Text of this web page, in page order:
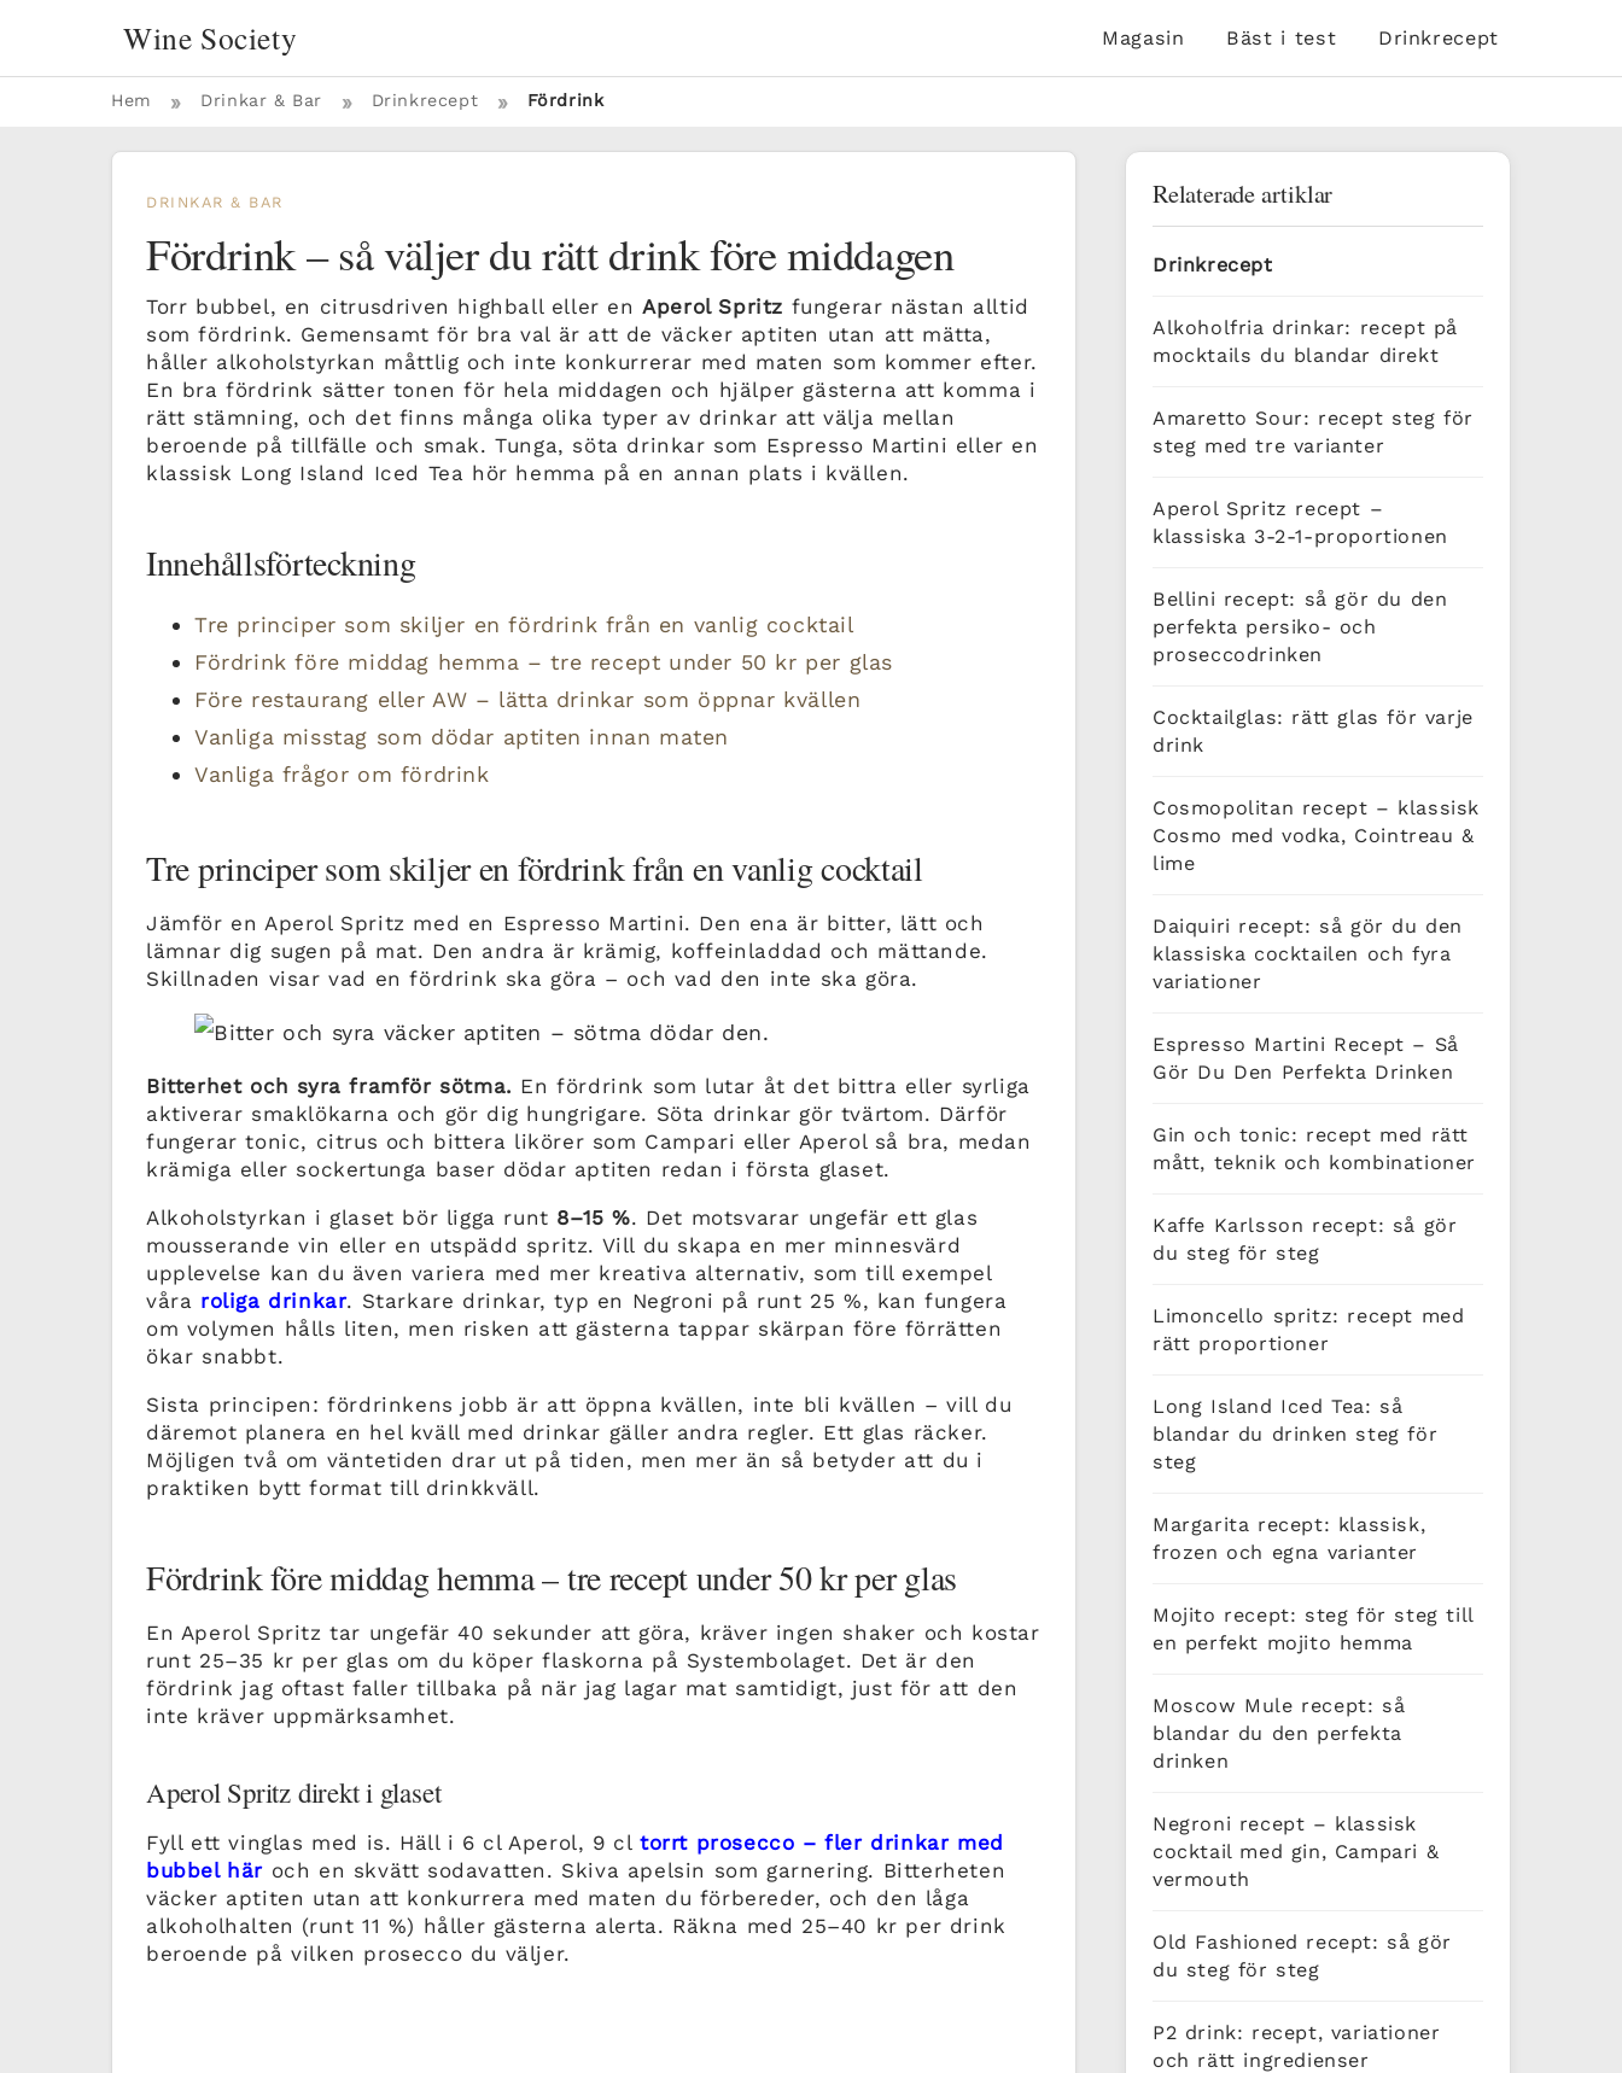
Wine Society Magasin Bäst i test Drinkrecept
Hem » Drinkar & Bar » Drinkrecept » Fördrink
DRINKAR & BAR
Fördrink – så väljer du rätt drink före middagen
Torr bubbel, en citrusdriven highball eller enAperol Spritz fungerar nästan alltid
som fördrink. Gemensamt för bra val är att de väcker aptiten utan att mätta,
håller alkoholstyrkan måttlig och inte konkurrerar med maten som kommer efter.
En bra fördrink sätter tonen för hela middagen och hjälper gästerna att komma i
rätt stämning, och det finns många olika typer av drinkar att välja mellan
beroende på tillfälle och smak. Tunga, söta drinkar som Espresso Martini eller en
klassisk Long Island Iced Tea hör hemma på en annan plats i kvällen.
Innehållsförteckning
Tre principer som skiljer en fördrink från en vanlig cocktail
Fördrink före middag hemma – tre recept under 50 kr per glas
Före restaurang eller AW – lätta drinkar som öppnar kvällen
Vanliga misstag som dödar aptiten innan maten
Vanliga frågor om fördrink
Tre principer som skiljer en fördrink från en vanlig cocktail
Jämför en Aperol Spritz med en Espresso Martini. Den ena är bitter, lätt och
lämnar dig sugen på mat. Den andra är krämig, koffeinladdad och mättande.
Skillnaden visar vad en fördrink ska göra – och vad den inte ska göra.
Bitterhet och syra framför sötma. En fördrink som lutar åt det bittra eller syrliga
aktiverar smaklökarna och gör dig hungrigare. Söta drinkar gör tvärtom. Därför
fungerar tonic, citrus och bittera likörer som Campari eller Aperol så bra, medan
krämiga eller sockertunga baser dödar aptiten redan i första glaset.
Alkoholstyrkan i glaset bör ligga runt 8–15 %. Det motsvarar ungefär ett glas
mousserande vin eller en utspädd spritz. Vill du skapa en mer minnesvärd
upplevelse kan du även variera med mer kreativa alternativ, som till exempel
våra roliga drinkar. Starkare drinkar, typ en Negroni på runt 25 %, kan fungera
om volymen hålls liten, men risken att gästerna tappar skärpan före förrätten
ökar snabbt.
Sista principen: fördrinkens jobb är att öppna kvällen, inte bli kvällen – vill du
däremot planera en hel kväll med drinkar gäller andra regler. Ett glas räcker.
Möjligen två om väntetiden drar ut på tiden, men mer än så betyder att du i
praktiken bytt format till drinkkväll.
Fördrink före middag hemma – tre recept under 50 kr per glas
En Aperol Spritz tar ungefär 40 sekunder att göra, kräver ingen shaker och kostar
runt 25–35 kr per glas om du köper flaskorna på Systembolaget. Det är den
fördrink jag oftast faller tillbaka på när jag lagar mat samtidigt, just för att den
inte kräver uppmärksamhet.
Aperol Spritz direkt i glaset
Fyll ett vinglas med is. Häll i 6 cl Aperol, 9 cl torrt prosecco – fler drinkar med
bubbel här och en skvätt sodavatten. Skiva apelsin som garnering. Bitterheten
väcker aptiten utan att konkurrera med maten du förbereder, och den låga
alkoholhalten (runt 11 %) håller gästerna alerta. Räkna med 25–40 kr per drink
beroende på vilken prosecco du väljer.
Relaterade artiklar
Drinkrecept
Alkoholfria drinkar: recept på
mocktails du blandar direkt
Amaretto Sour: recept steg för
steg med tre varianter
Aperol Spritz recept –
klassiska 3-2-1-proportionen
Bellini recept: så gör du den
perfekta persiko- och
proseccodrinken
Cocktailglas: rätt glas för varje
drink
Cosmopolitan recept – klassisk
Cosmo med vodka, Cointreau &
lime
Daiquiri recept: så gör du den
klassiska cocktailen och fyra
variationer
Espresso Martini Recept – Så
Gör Du Den Perfekta Drinken
Gin och tonic: recept med rätt
mått, teknik och kombinationer
Kaffe Karlsson recept: så gör
du steg för steg
Limoncello spritz: recept med
rätt proportioner
Long Island Iced Tea: så
blandar du drinken steg för
steg
Margarita recept: klassisk,
frozen och egna varianter
Mojito recept: steg för steg till
en perfekt mojito hemma
Moscow Mule recept: så
blandar du den perfekta
drinken
Negroni recept – klassisk
cocktail med gin, Campari &
vermouth
Old Fashioned recept: så gör
du steg för steg
P2 drink: recept, variationer
och rätt ingredienser